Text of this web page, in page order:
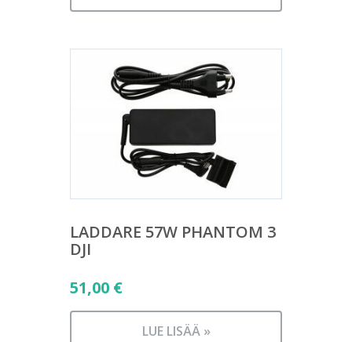
LADDARE 57W PHANTOM 3
DJI
51,00 €
LUE LISÄÄ »